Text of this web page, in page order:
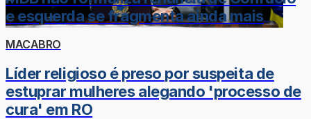
e esquerda se fragmenta ainda mais
MACABRO
Líder religioso é preso por suspeita de
estuprar mulheres alegando 'processo de
cura' em RO